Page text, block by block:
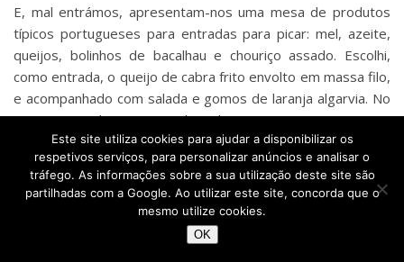
E, mal entrámos, apresentam-nos uma mesa de produtos
típicos portugueses para entradas para picar: mel, azeite,
queijos, bolinhos de bacalhau e chouriço assado. Escolhi,
como entrada, o queijo de cabra frito envolto em massa filo,
e acompanhado com salada e gomos de laranja algarvia. No
prato principal, veio a cataplana de peixe e mariscos. Trouxe
dois tipos de peixes, camarões grandes, argolas de lulas,
mexilhões e amêijoas. Sem qualquer acompanhamento.
Primeiro, estranhei mas, por outro lado, ainda bem que
assim foi, já que não ia conseguir comer tudo, se trouxesse
Este site utiliza cookies para ajudar a disponibilizar os
respetivos serviços, para personalizar anúncios e analisar o
tráfego. As informações sobre a sua utilização deste site são
partilhadas com a Google. Ao utilizar este site, concorda que o
mesmo utilize cookies.
OK